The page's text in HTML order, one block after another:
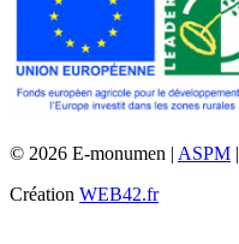
© 2026 E-monumen | ASPM |
Création WEB42.fr